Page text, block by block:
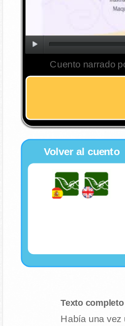
Cuento narrado
Volver al cuento
Texto
Había una vez